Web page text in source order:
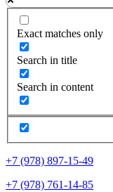
Exact matches only
Search in title
Search in content
+7 (978) 897-15-49
+7 (978) 761-14-85